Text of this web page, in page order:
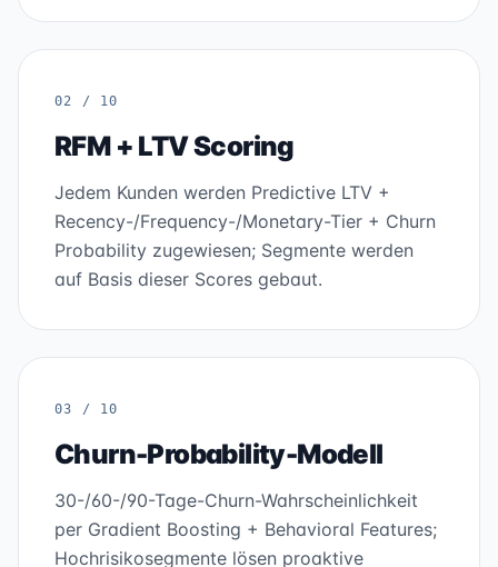
02 / 10
RFM + LTV Scoring
Jedem Kunden werden Predictive LTV +
Recency-/Frequency-/Monetary-Tier + Churn
Probability zugewiesen; Segmente werden
auf Basis dieser Scores gebaut.
03 / 10
Churn-Probability-Modell
30-/60-/90-Tage-Churn-Wahrscheinlichkeit
per Gradient Boosting + Behavioral Features;
Hochrisikosegmente lösen proaktive